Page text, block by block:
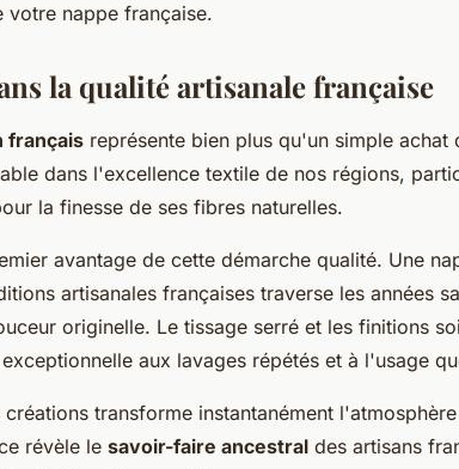
votre nappe française.
la qualité artisanale française
français représente bien plus qu'un simple achat
dans l'excellence textile de nos régions,
la finesse de ses fibres naturelles.
avantage de cette démarche qualité. Une
artisanales françaises traverse les années
originelle. Le tissage serré et les finitions
aux lavages répétés et à l'usage
transforme instantanément
révèle le savoir-faire ancestral des artisans